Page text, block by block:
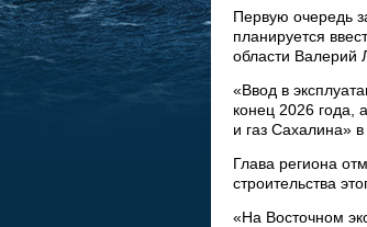
Первую очередь
планируется
области Валерий
«Ввод в
конец 2026
и газ Сахалина»
Глава региона
строительства
«На Восточном